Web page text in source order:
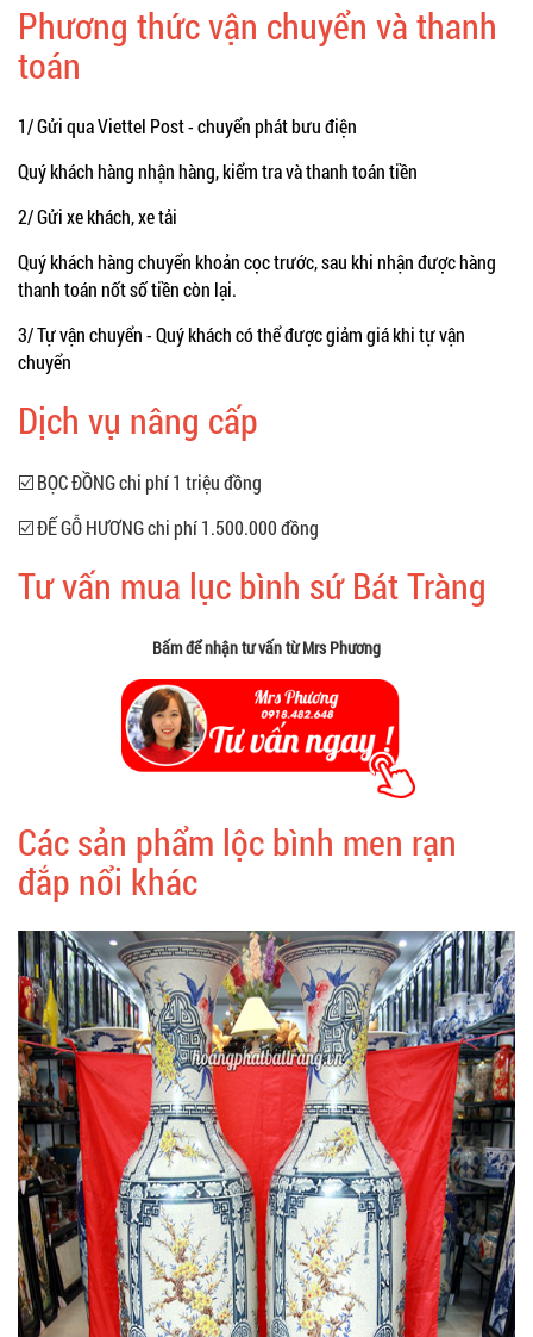
Phương thức vận chuyển và thanh
toán
1/ Gửi qua Viettel Post - chuyển phát bưu điện
Quý khách hàng nhận hàng, kiểm tra và thanh toán tiền
2/ Gửi xe khách, xe tải
Quý khách hàng chuyển khoản cọc trước, sau khi nhận được hàng
thanh toán nốt số tiền còn lại.
3/ Tự vận chuyển - Quý khách có thể được giảm giá khi tự vận
chuyển
Dịch vụ nâng cấp
☑️ BỌC ĐỒNG chi phí 1 triệu đồng
☑️ ĐẾ GỖ HƯƠNG chi phí 1.500.000 đồng
Tư vấn mua lục bình sứ Bát Tràng
Bấm để nhận tư vấn từ Mrs Phương
Các sản phẩm lộc bình men rạn
đắp nổi khác